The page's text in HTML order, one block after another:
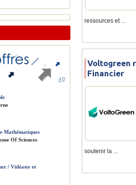
ressources et ...
Voltogreen
Financier
soutenir la ...
Mathématiques
Of Sciences
/ Vidéaste et